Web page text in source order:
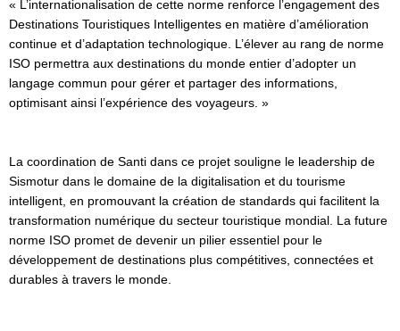
« L’internationalisation de cette norme renforce l’engagement des
Destinations Touristiques Intelligentes en matière d’amélioration
continue et d’adaptation technologique. L’élever au rang de norme
ISO permettra aux destinations du monde entier d’adopter un
langage commun pour gérer et partager des informations,
optimisant ainsi l’expérience des voyageurs. »
La coordination de Santi dans ce projet souligne le leadership de
Sismotur dans le domaine de la digitalisation et du tourisme
intelligent, en promouvant la création de standards qui facilitent la
transformation numérique du secteur touristique mondial. La future
norme ISO promet de devenir un pilier essentiel pour le
développement de destinations plus compétitives, connectées et
durables à travers le monde.